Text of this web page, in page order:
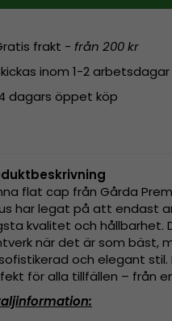
frakt - från 200 kr
inom 1-2 arbetsdagar
dagars öppet köp
flat cap från Gårda
har legat på att endast
kvalitet och hållbarhet.
när det är som bäst,
och elegant
för alla tillfällen – från